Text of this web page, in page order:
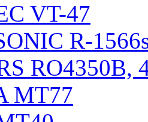
VT-47
R-
RO4350B,
MT77